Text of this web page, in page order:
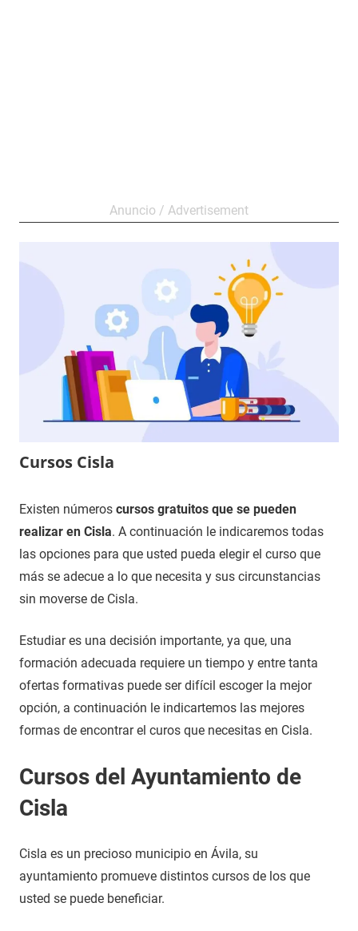
Cursos Cisla
9
de
diciembre
2020
Maria
Cursos
en
Ávila
Existen números cursos gratuitos que se pueden
realizar en Cisla. A continuación le indicaremos todas
las opciones para que usted pueda elegir el curso que
más se adecue a lo que necesita y sus circunstancias
sin moverse de Cisla.
Estudiar es una decisión importante, ya que, una
formación adecuada requiere un tiempo y entre tanta
ofertas formativas puede ser difícil escoger la mejor
opción, a continuación le indicartemos las mejores
formas de encontrar el curos que necesitas en Cisla.
Cursos del Ayuntamiento de
Cisla
Cisla es un precioso municipio en Ávila, su
ayuntamiento promueve distintos cursos de los que
usted se puede beneficiar.